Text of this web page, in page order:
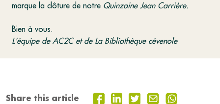
marque la clôture de notre Quinzaine Jean Carrière.
Bien à vous.
L'équipe de AC2C et de La Bibliothèque cévenole
Share this article